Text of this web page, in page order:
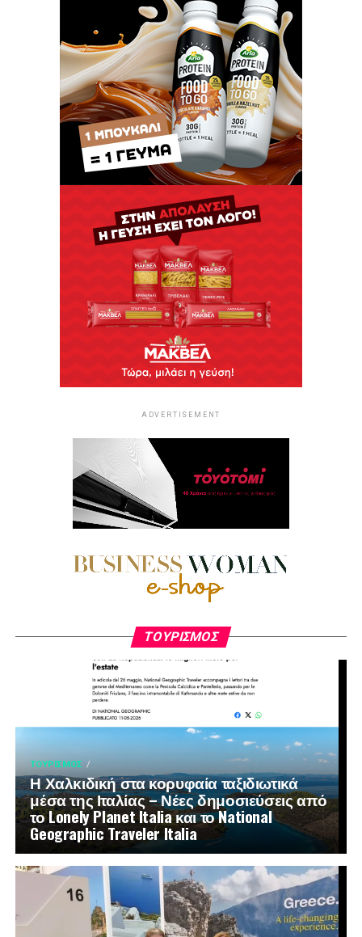
ADVERTISEMENT
ΤΟΥΡΙΣΜΌΣ
ΤΟΥΡΙΣΜΌΣ
Η Χαλκιδική στα κορυφαία ταξιδιωτικά
μέσα της Ιταλίας – Νέες δημοσιεύσεις από
το Lonely Planet Italia και το National
Geographic Traveler Italia